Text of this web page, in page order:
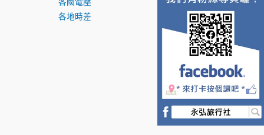
各國電壓
各地時差